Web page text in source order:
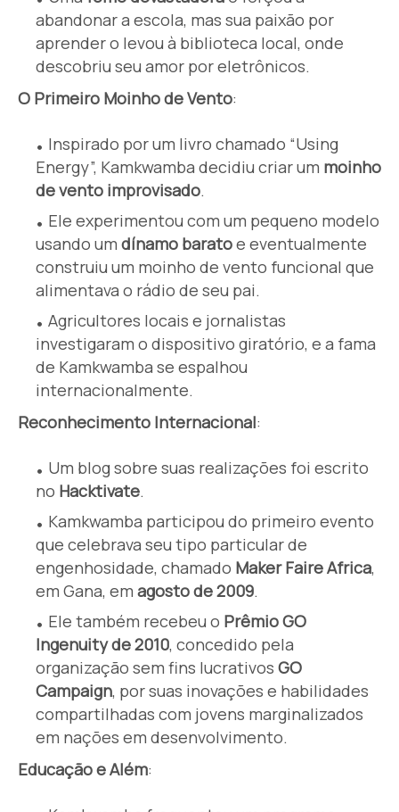
abandonar a escola, mas sua paixão por
aprender o levou à biblioteca local, onde
descobriu seu amor por eletrônicos.
O Primeiro Moinho de Vento:
Inspirado por um livro chamado “Using
Energy”, Kamkwamba decidiu criar um moinho
de vento improvisado.
Ele experimentou com um pequeno modelo
usando um dínamo baratoe eventualmente
construiu um moinho de vento funcional que
alimentava o rádio de seu pai.
Agricultores locais e jornalistas
investigaram o dispositivo giratório, e a fama
de Kamkwamba se espalhou
internacionalmente.
Reconhecimento Internacional:
Um blog sobre suas realizações foi escrito
no Hacktivate.
Kamkwamba participou do primeiro evento
que celebrava seu tipo particular de
engenhosidade, chamado Maker Faire Africa,
em Gana, em agosto de 2009.
Ele também recebeu o Prêmio GO
Ingenuity de 2010, concedido pela
organização sem fins lucrativos GO
Campaign, por suas inovações e habilidades
compartilhadas com jovens marginalizados
em nações em desenvolvimento.
Educação e Além: